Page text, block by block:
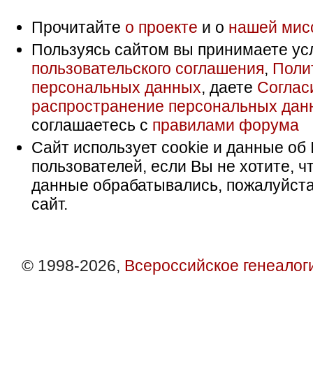
Прочитайте о проекте и о нашей
Пользуясь сайтом вы принимаете
пользовательского соглашения,
персональных данных, даете
распространение персональных
соглашаетесь с правилами форума
Сайт использует cookie и данные об
пользователей, если Вы не хотите,
данные обрабатывались,
сайт.
© 1998-2026, Всероссийское